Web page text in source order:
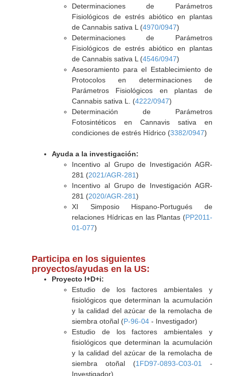
Determinaciones de Parámetros
Fisiológicos de estrés abiótico en plantas
de Cannabis sativa L (4970/0947)
Determinaciones de Parámetros
Fisiológicos de estrés abiótico en plantas
de Cannabis sativa L (4546/0947)
Asesoramiento para el Establecimiento de
Protocolos en determinaciones de
Parámetros Fisiológicos en plantas de
Cannabis sativa L. (4222/0947)
Determinación de Parámetros
Fotosintéticos en Cannavis sativa en
condiciones de estrés Hídrico (3382/0947)
Ayuda a la investigación:
Incentivo al Grupo de Investigación AGR-
281 (2021/AGR-281)
Incentivo al Grupo de Investigación AGR-
281 (2020/AGR-281)
XI Simposio Hispano-Portugués de
relaciones Hídricas en las Plantas (PP2011-
01-077)
Participa en los siguientes
proyectos/ayudas en la US:
Proyecto I+D+i:
Estudio de los factores ambientales y
fisiológicos que determinan la acumulación
y la calidad del azúcar de la remolacha de
siembra otoñal (P-96-04- Investigador)
Estudio de los factores ambientales y
fisiológicos que determinan la acumulación
y la calidad del azúcar de la remolacha de
siembra otoñal (1FD97-0893-C03-01
-
Investigador)